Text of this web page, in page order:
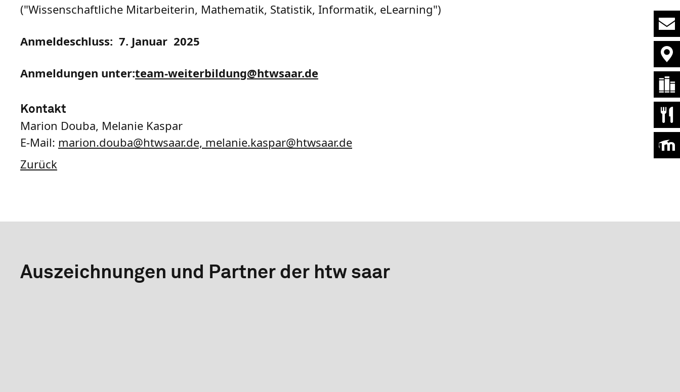
("Wissenschaftliche Mitarbeiterin, Mathematik, Statistik, Informatik, eLearning")
Anmeldeschluss: 7. Januar 2025
Anmeldungen unter:team-weiterbildung@htwsaar.de
Kontakt
Marion Douba, Melanie Kaspar
E-Mail: marion.douba@htwsaar.de, melanie.kaspar@htwsaar.de
Zurück
Auszeichnungen und Partner der htw saar